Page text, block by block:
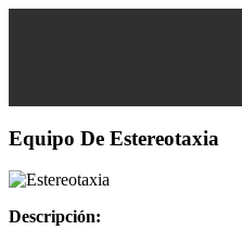
Equipo De Estereotaxia
Descripción: